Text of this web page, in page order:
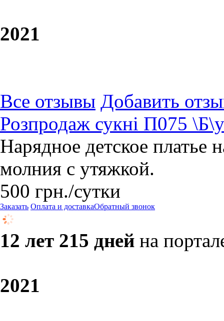
2021
Все отзывы Добавить
Розпродаж сукні П075
Нарядное детское платье
молния с утяжкой.
500 грн./сутки
Заказать Оплата и доставкаОбратный звонок
12 лет 215 дней на
2021